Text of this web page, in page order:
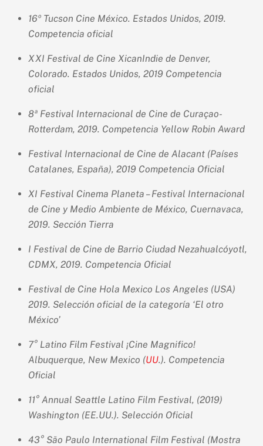
16º Tucson Cine México. Estados Unidos, 2019.
Competencia oficial
XXI Festival de Cine XicanIndie de Denver,
Colorado. Estados Unidos, 2019 Competencia
oficial
8ª Festival Internacional de Cine de Curaçao-
Rotterdam, 2019. Competencia Yellow Robin Award
Festival Internacional de Cine de Alacant (Países
Catalanes, España), 2019 Competencia Oficial
XI Festival Cinema Planeta – Festival Internacional
de Cine y Medio Ambiente de México, Cuernavaca,
2019. Sección Tierra
I Festival de Cine de Barrio Ciudad Nezahualcóyotl,
CDMX, 2019. Competencia Oficial
Festival de Cine Hola Mexico Los Angeles (USA)
2019. Selección oficial de la categoría ‘El otro
México’
7° Latino Film Festival ¡Cine Magnifico!
Albuquerque, New Mexico (UU.). Competencia
Oficial
11° Annual Seattle Latino Film Festival, (2019)
Washington (EE.UU.). Selección Oficial
43° São Paulo International Film Festival (Mostra